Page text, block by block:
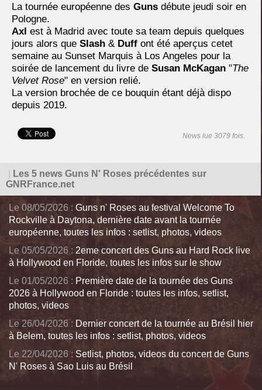
La tournée européenne des Guns débute jeudi soir en
Pologne.
Axl est à Madrid avec toute sa team depuis quelques
jours alors que Slash & Duff ont été aperçus cetet
semaine au Sunset Marquis à Los Angeles pour la
soirée de lancement du livre de Susan McKagan "The
Velvet Rose" en version relié.
La version brochée de ce bouquin étant déjà dispo
depuis 2019.
News lue 3079 fois.
Les 5 news Guns N' Roses précédentes sur
GNRFrance.net
Le 08/05/2026 : Guns n' Roses au festival Welcome To
Rockville à Daytona, dernière date avant la tournée
européenne, toutes les infos : setlist, photos, videos
Le 05/05/2026 : 2eme concert des Guns au Hard Rock live
à Hollywood en Floride, toutes les infos sur le show
Le 01/05/2026 : Première date de la tournée des Guns
2026 à Hollywood en Floride : toutes les infos, setlist,
photos, videos
Le 26/04/2026 : Dernier concert de la tournée au Brésil hier
à Belem, toutes les infos : setlist, photos, videos
Le 22/04/2026 : Setlist, photos, videos du concert de Guns
N' Roses à Sao Luis au Brésil